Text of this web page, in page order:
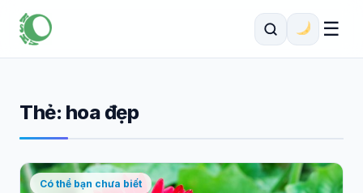
☰
Thẻ: hoa đẹp
Có thể bạn chưa biết